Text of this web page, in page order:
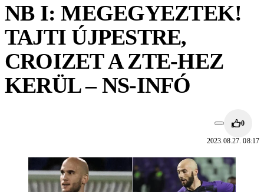
NB I: MEGEGYEZTEK!
TAJTI ÚJPESTRE,
CROIZET A ZTE-HEZ
KERÜL – NS-INFÓ
0
2023.08.27. 08:17